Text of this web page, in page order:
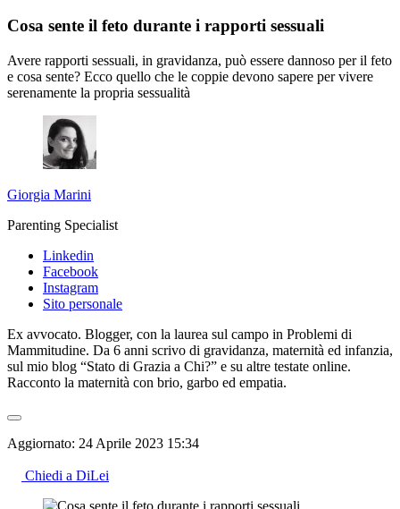
Cosa sente il feto durante i rapporti sessuali
Avere rapporti sessuali, in gravidanza, può essere dannoso per il feto
e cosa sente? Ecco quello che le coppie devono sapere per vivere
serenamente la propria sessualità
Giorgia Marini
Parenting Specialist
Linkedin
Facebook
Instagram
Sito personale
Ex avvocato. Blogger, con la laurea sul campo in Problemi di
Mammitudine. Da 6 anni scrivo di gravidanza, maternità ed infanzia,
sul mio blog “Stato di Grazia a Chi?” e su altre testate online.
Racconto la maternità con brio, garbo ed empatia.
Aggiornato: 24 Aprile 2023 15:34
Chiedi a DiLei